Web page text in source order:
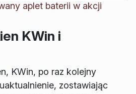
aplet baterii w akcji
KWin i
KWin, po raz kolejny
zostawiając